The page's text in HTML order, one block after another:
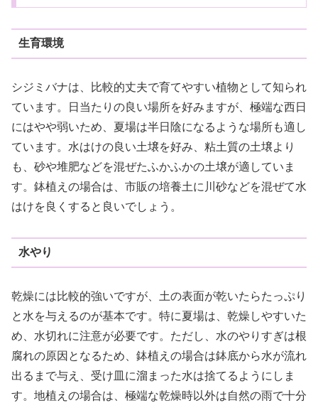
生育環境
シジミバナは、比較的丈夫で育てやすい植物として知られ
ています。日当たりの良い場所を好みますが、極端な西日
にはやや弱いため、夏場は半日陰になるような場所も適し
ています。水はけの良い土壌を好み、粘土質の土壌より
も、砂や堆肥などを混ぜたふかふかの土壌が適していま
す。鉢植えの場合は、市販の培養土に川砂などを混ぜて水
はけを良くすると良いでしょう。
水やり
乾燥には比較的強いですが、土の表面が乾いたらたっぷり
と水を与えるのが基本です。特に夏場は、乾燥しやすいた
め、水切れに注意が必要です。ただし、水のやりすぎは根
腐れの原因となるため、鉢植えの場合は鉢底から水が流れ
出るまで与え、受け皿に溜まった水は捨てるようにしま
す。地植えの場合は、極端な乾燥時以外は自然の雨で十分